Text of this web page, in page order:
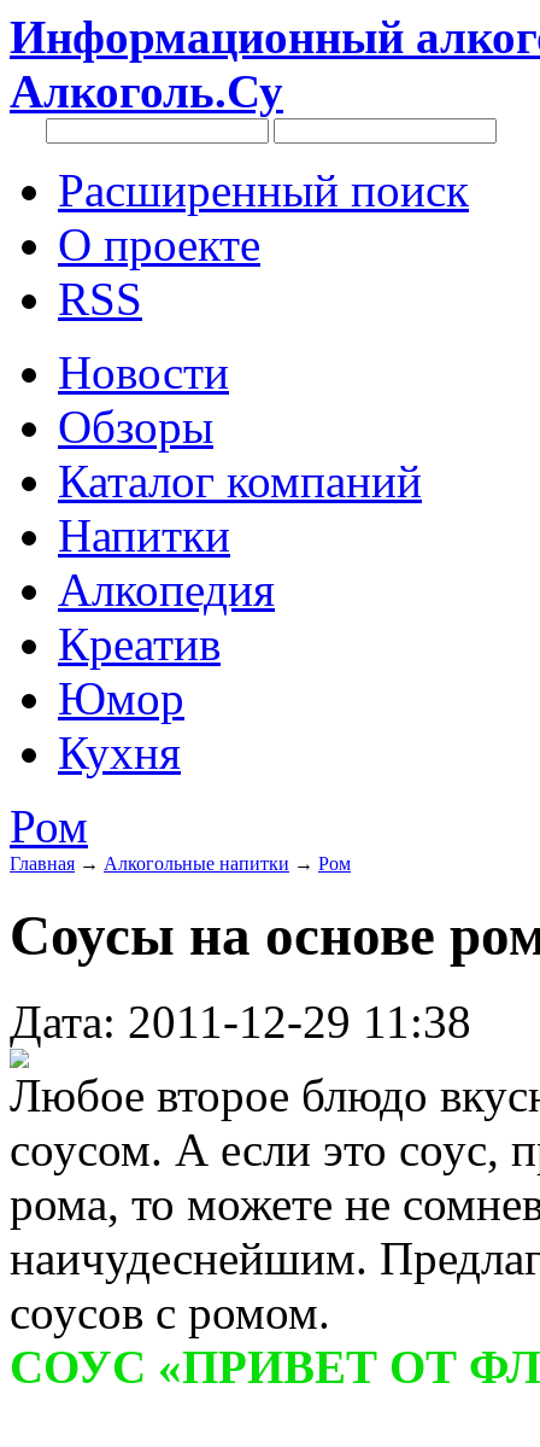
Информационный
Алкоголь.Су
Расширенный поиск
О проекте
RSS
Новости
Обзоры
Каталог компаний
Напитки
Алкопедия
Креатив
Юмор
Кухня
Ром
Главная → Алкогольные напитки → Ром
Соусы на основе
Дата: 2011-12-29 11:38
Любое второе блюдо
соусом. А если это соус,
рома, то можете не
наичудеснейшим.
соусов с ромом.
СОУС «ПРИВЕТ ОТ